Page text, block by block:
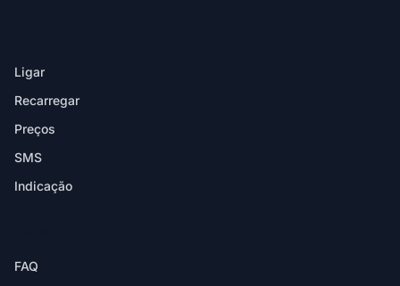
Ligar
Recarregar
Preços
SMS
Indicação
FAQ